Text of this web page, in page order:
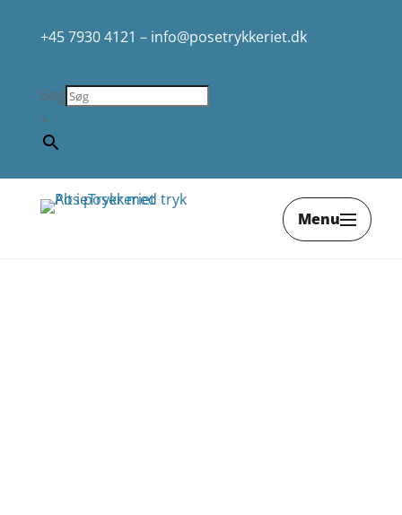
+45 7930 4121 – info@posetrykkeriet.dk
Søg
×
Menu